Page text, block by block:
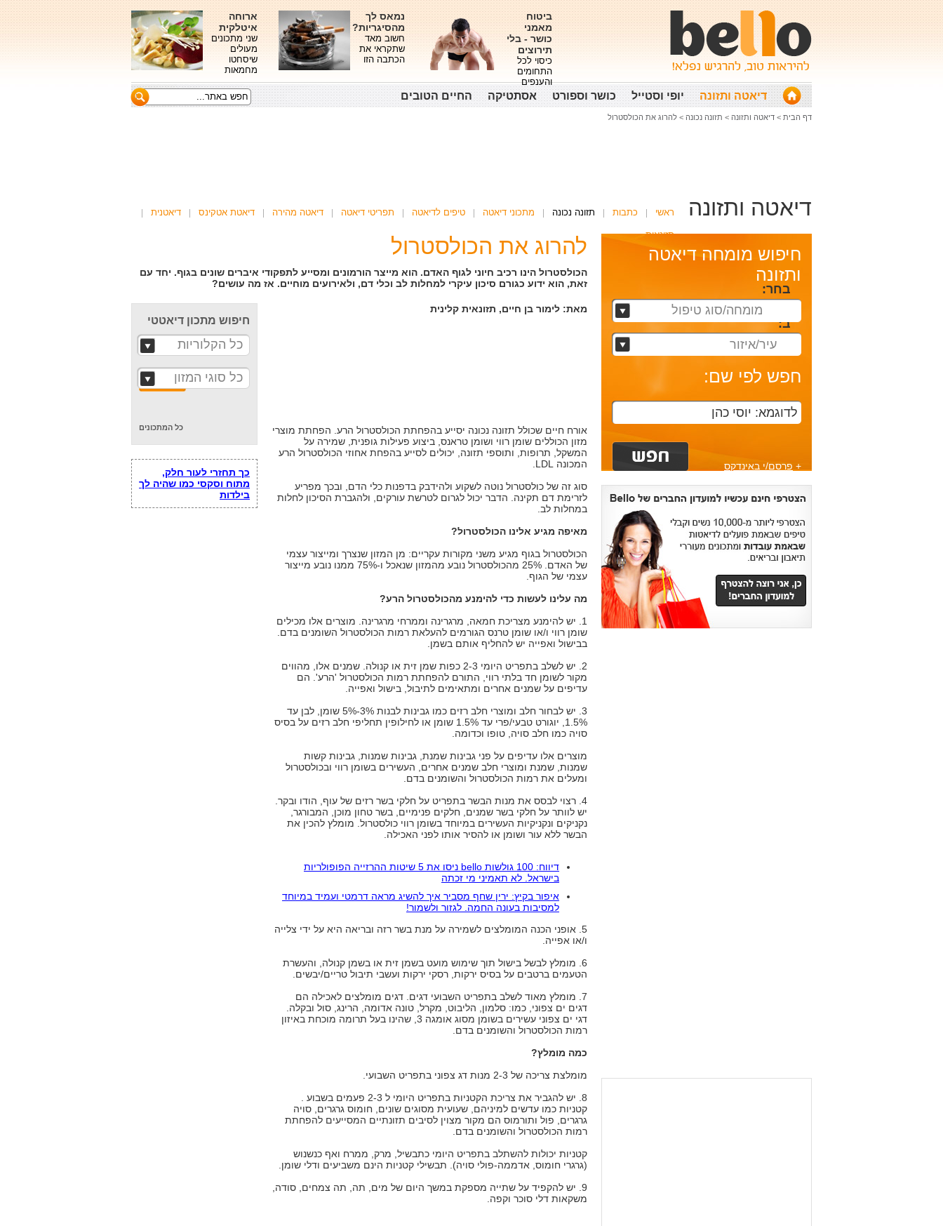
ביטוח
מאמני
כושר - בלי
תירוצים
כיסוי לכל
התחומים
והענפים
נמאס לך
מהסיגריות?
חשוב מאד
שתקראי את
הכתבה הזו
ארוחה
איטלקית
שני מתכונים
מעולים
שיסחטו
מחמאות
דיאטה ותזונה יופי וסטייל כושר וספורט אסתטיקה החיים הטובים
דף הבית > דיאטה ותזונה > תזונה נכונה > להרוג את הכולסטרול
דיאטה ותזונה ראשי כתבות תזונה נכונה מתכוני דיאטה טיפים לדיאטה תפריטי דיאטה דיאטה מהירה דיאטת אטקינס דיאטנית
תזונאית
חיפוש מומחה דיאטה
ותזונה
בחר:
מומחה/סוג טיפול
ב:
עיר/איזור
חפש לפי שם:
+ פרסם/י באינדקס
להרוג את הכולסטרול
הכולסטרול הינו רכיב חיוני לגוף האדם. הוא מייצר הורמונים ומסייע לתפקודי איברים שונים בגוף. יחד עם
זאת, הוא ידוע כגורם סיכון עיקרי למחלות לב וכלי דם, ולאירועים מוחיים. אז מה עושים?
חיפוש מתכון דיאטטי
כל הקלוריות
כל סוגי המזון
כל המתכונים
כך תחזרי לעור חלק,
מתוח וסקסי כמו שהיה לך
בילדות
מאת: לימור בן חיים, תזונאית קלינית
אורח חיים שכולל תזונה נכונה יסייע בהפחתת הכולסטרול הרע. הפחתת מוצרי
מזון הכוללים שומן רווי ושומן טראנס, ביצוע פעילות גופנית, שמירה על
המשקל, תרופות, ותוספי תזונה, יכולים לסייע בהפחת אחוזי הכולסטרול הרע
המכונה LDL.
סוג זה של כולסטרול נוטה לשקוע ולהידבק בדפנות כלי הדם, ובכך מפריע
לזרימת דם תקינה. הדבר יכול לגרום לטרשת עורקים, ולהגברת הסיכון לחלות
במחלות לב.
מאיפה מגיע אלינו הכולסטרול?
הכולסטרול בגוף מגיע משני מקורות עקריים: מן המזון שנצרך ומייצור עצמי
של האדם. 25% מהכולסטרול נובע מהמזון שנאכל ו-75% ממנו נובע מייצור
עצמי של הגוף.
מה עלינו לעשות כדי להימנע מהכולסטרול הרע?
1. יש להימנע מצריכת חמאה, מרגרינה וממרחי מרגרינה. מוצרים אלו מכילים
שומן רווי ו/או שומן טרנס הגורמים להעלאת רמות הכולסטרול השומנים בדם.
בבישול ואפייה יש להחליף אותם בשמן.
2. יש לשלב בתפריט היומי 2-3 כפות שמן זית או קנולה. שמנים אלו, מהווים
מקור לשומן חד בלתי רווי, התורם להפחתת רמות הכולסטרול 'הרע'. הם
עדיפים על שמנים אחרים ומתאימים לתיבול, בישול ואפייה.
3. יש לבחור חלב ומוצרי חלב רזים כמו גבינות לבנות 3%-5% שומן, לבן עד
1.5%, יוגורט טבעי/פרי עד 1.5% שומן או לחילופין תחליפי חלב רזים על בסיס
סויה כמו חלב סויה, טופו וכדומה.
מוצרים אלו עדיפים על פני גבינות שמנת, גבינות שמנות, גבינות קשות
שמנות, שמנת ומוצרי חלב שמנים אחרים, העשירים בשומן רווי ובכולסטרול
ומעלים את רמות הכולסטרול והשומנים בדם.
4. רצוי לבסס את מנות הבשר בתפריט על חלקי בשר רזים של עוף, הודו ובקר.
יש לוותר על חלקי בשר שמנים, חלקים פנימיים, בשר טחון מוכן, המבורגר,
נקניקים ונקניקיות העשירים במיוחד בשומן רווי כולסטרול. מומלץ להכין את
הבשר ללא עור ושומן או להסיר אותו לפני האכילה.
דיווח: 100 גולשות bello ניסו את 5 שיטות ההרזייה הפופולריות
בישראל. לא תאמיני מי זכתה
איפור בקיץ: ירין שחף מסביר איך להשיג מראה דרמטי ועמיד במיוחד
למסיבות בעונה החמה. לגזור ולשמור!
5. אופני הכנה המומלצים לשמירה על מנת בשר רזה ובריאה היא על ידי צלייה
ו/או אפייה.
6. מומלץ לבשל בישול תוך שימוש מועט בשמן זית או בשמן קנולה, והעשרת
הטעמים ברטבים על בסיס ירקות, רסקי ירקות ועשבי תיבול טריים/יבשים.
7. מומלץ מאוד לשלב בתפריט השבועי דגים. דגים מומלצים לאכילה הם
דגים ים צפוני, כמו: סלמון, הליבוט, מקרל, טונה אדומה, הרינג, סול ובקלה.
דגי ים צפוני עשירים בשומן מסוג אומגה 3, שהינו בעל תרומה מוכחת באיזון
רמות הכולסטרול והשומנים בדם.
כמה מומלץ?
מומלצת צריכה של 2-3 מנות דג צפוני בתפריט השבועי.
8. יש להגביר את צריכת הקטניות בתפריט היומי ל 2-3 פעמים בשבוע .
קטניות כמו עדשים למיניהם, שעועית מסוגים שונים, חומוס גרגרים, סויה
גרגרים, פול ותורמוס הם מקור מצוין לסיבים תזונתיים המסייעים להפחתת
רמות הכולסטרול והשומנים בדם.
קטניות יכולות להשתלב בתפריט היומי כתבשיל, מרק, ממרח ואף כנשנוש
(גרגרי חומוס, אדממה-פולי סויה). תבשילי קטניות הינם משביעים ודלי שומן.
9. יש להקפיד על שתייה מספקת במשך היום של מים, תה, תה צמחים, סודה,
משקאות דלי סוכר וקפה.